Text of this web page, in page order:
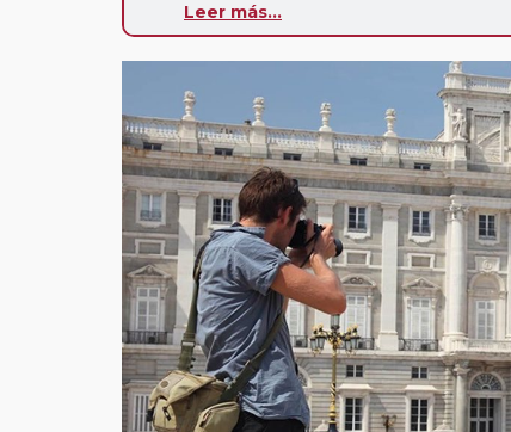
realiza para tomar otro circuito del mismo
este circuito, en cualquier
con nosotros en los últimos 3 años y que
realiza tras rellenar el cuestionario de
contarán con un descuento del 5%.
Leer más...